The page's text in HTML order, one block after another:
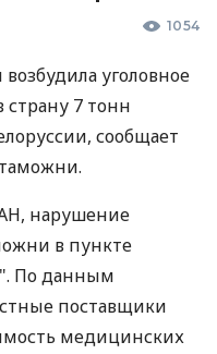
1054
уголовное
страну 7 тонн
сообщает
нарушение
в пункте
По данным
поставщики
медицинских